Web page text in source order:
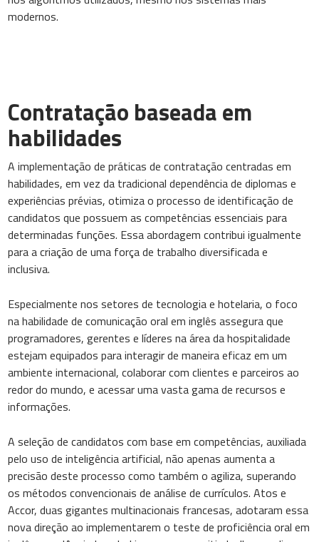
modernos.
Contratação baseada em
habilidades
A implementação de práticas de contratação centradas em
habilidades, em vez da tradicional dependência de diplomas e
experiências prévias, otimiza o processo de identificação de
candidatos que possuem as competências essenciais para
determinadas funções. Essa abordagem contribui igualmente
para a criação de uma força de trabalho diversificada e
inclusiva.
Especialmente nos setores de tecnologia e hotelaria, o foco
na habilidade de comunicação oral em inglês assegura que
programadores, gerentes e líderes na área da hospitalidade
estejam equipados para interagir de maneira eficaz em um
ambiente internacional, colaborar com clientes e parceiros ao
redor do mundo, e acessar uma vasta gama de recursos e
informações.
A seleção de candidatos com base em competências, auxiliada
pelo uso de inteligência artificial, não apenas aumenta a
precisão deste processo como também o agiliza, superando
os métodos convencionais de análise de currículos. Atos e
Accor, duas gigantes multinacionais francesas, adotaram essa
nova direção ao implementarem o teste de proficiência oral em